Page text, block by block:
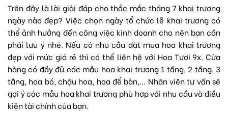
Trên đây là lời giải đáp cho thắc mắc tháng 7 khai trương
ngày nào đẹp? Việc chọn ngày tổ chức lễ khai trương có
thể ảnh hưởng đến công việc kinh doanh cho nên bạn cần
phải lưu ý nhé. Nếu có nhu cầu đặt mua hoa khai trương
đẹp với mức giá rẻ thì có thể liên hệ với Hoa Tươi 9x. Cửa
hàng có đầy đủ các mẫu hoa khai trương 1 tầng, 2 tầng, 3
tầng, hoa bó, chậu hoa, hoa để bàn,… Nhân viên tư vấn sẽ
gợi ý các mẫu hoa khai trương phù hợp với nhu cầu và điều
kiện tài chính của bạn.